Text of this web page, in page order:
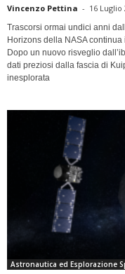
Vincenzo Pettina - 16 Luglio
Trascorsi ormai undici anni
Horizons della NASA
Dopo un nuovo risveglio
dati preziosi dalla fascia di
inesplorata
Astronautica ed Esplorazione